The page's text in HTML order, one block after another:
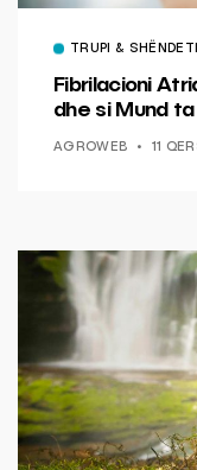
TRUPI & SHËNDETI
Fibrilacioni
dhe si Mund
AGROWEB 11